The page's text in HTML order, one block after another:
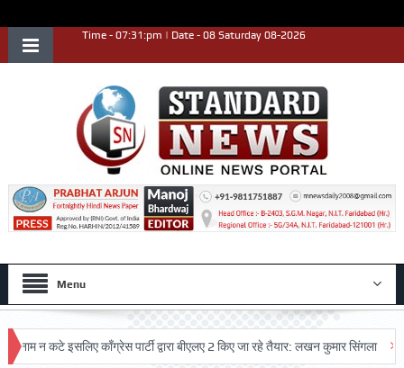
Time - 07:31:pm | Date - 08 Saturday 08-2026
Menu
कटे इसलिए काँग्रेस पार्टी द्वारा बीएलए 2 किए जा रहे तैयार: लखन कुमार सिंगला